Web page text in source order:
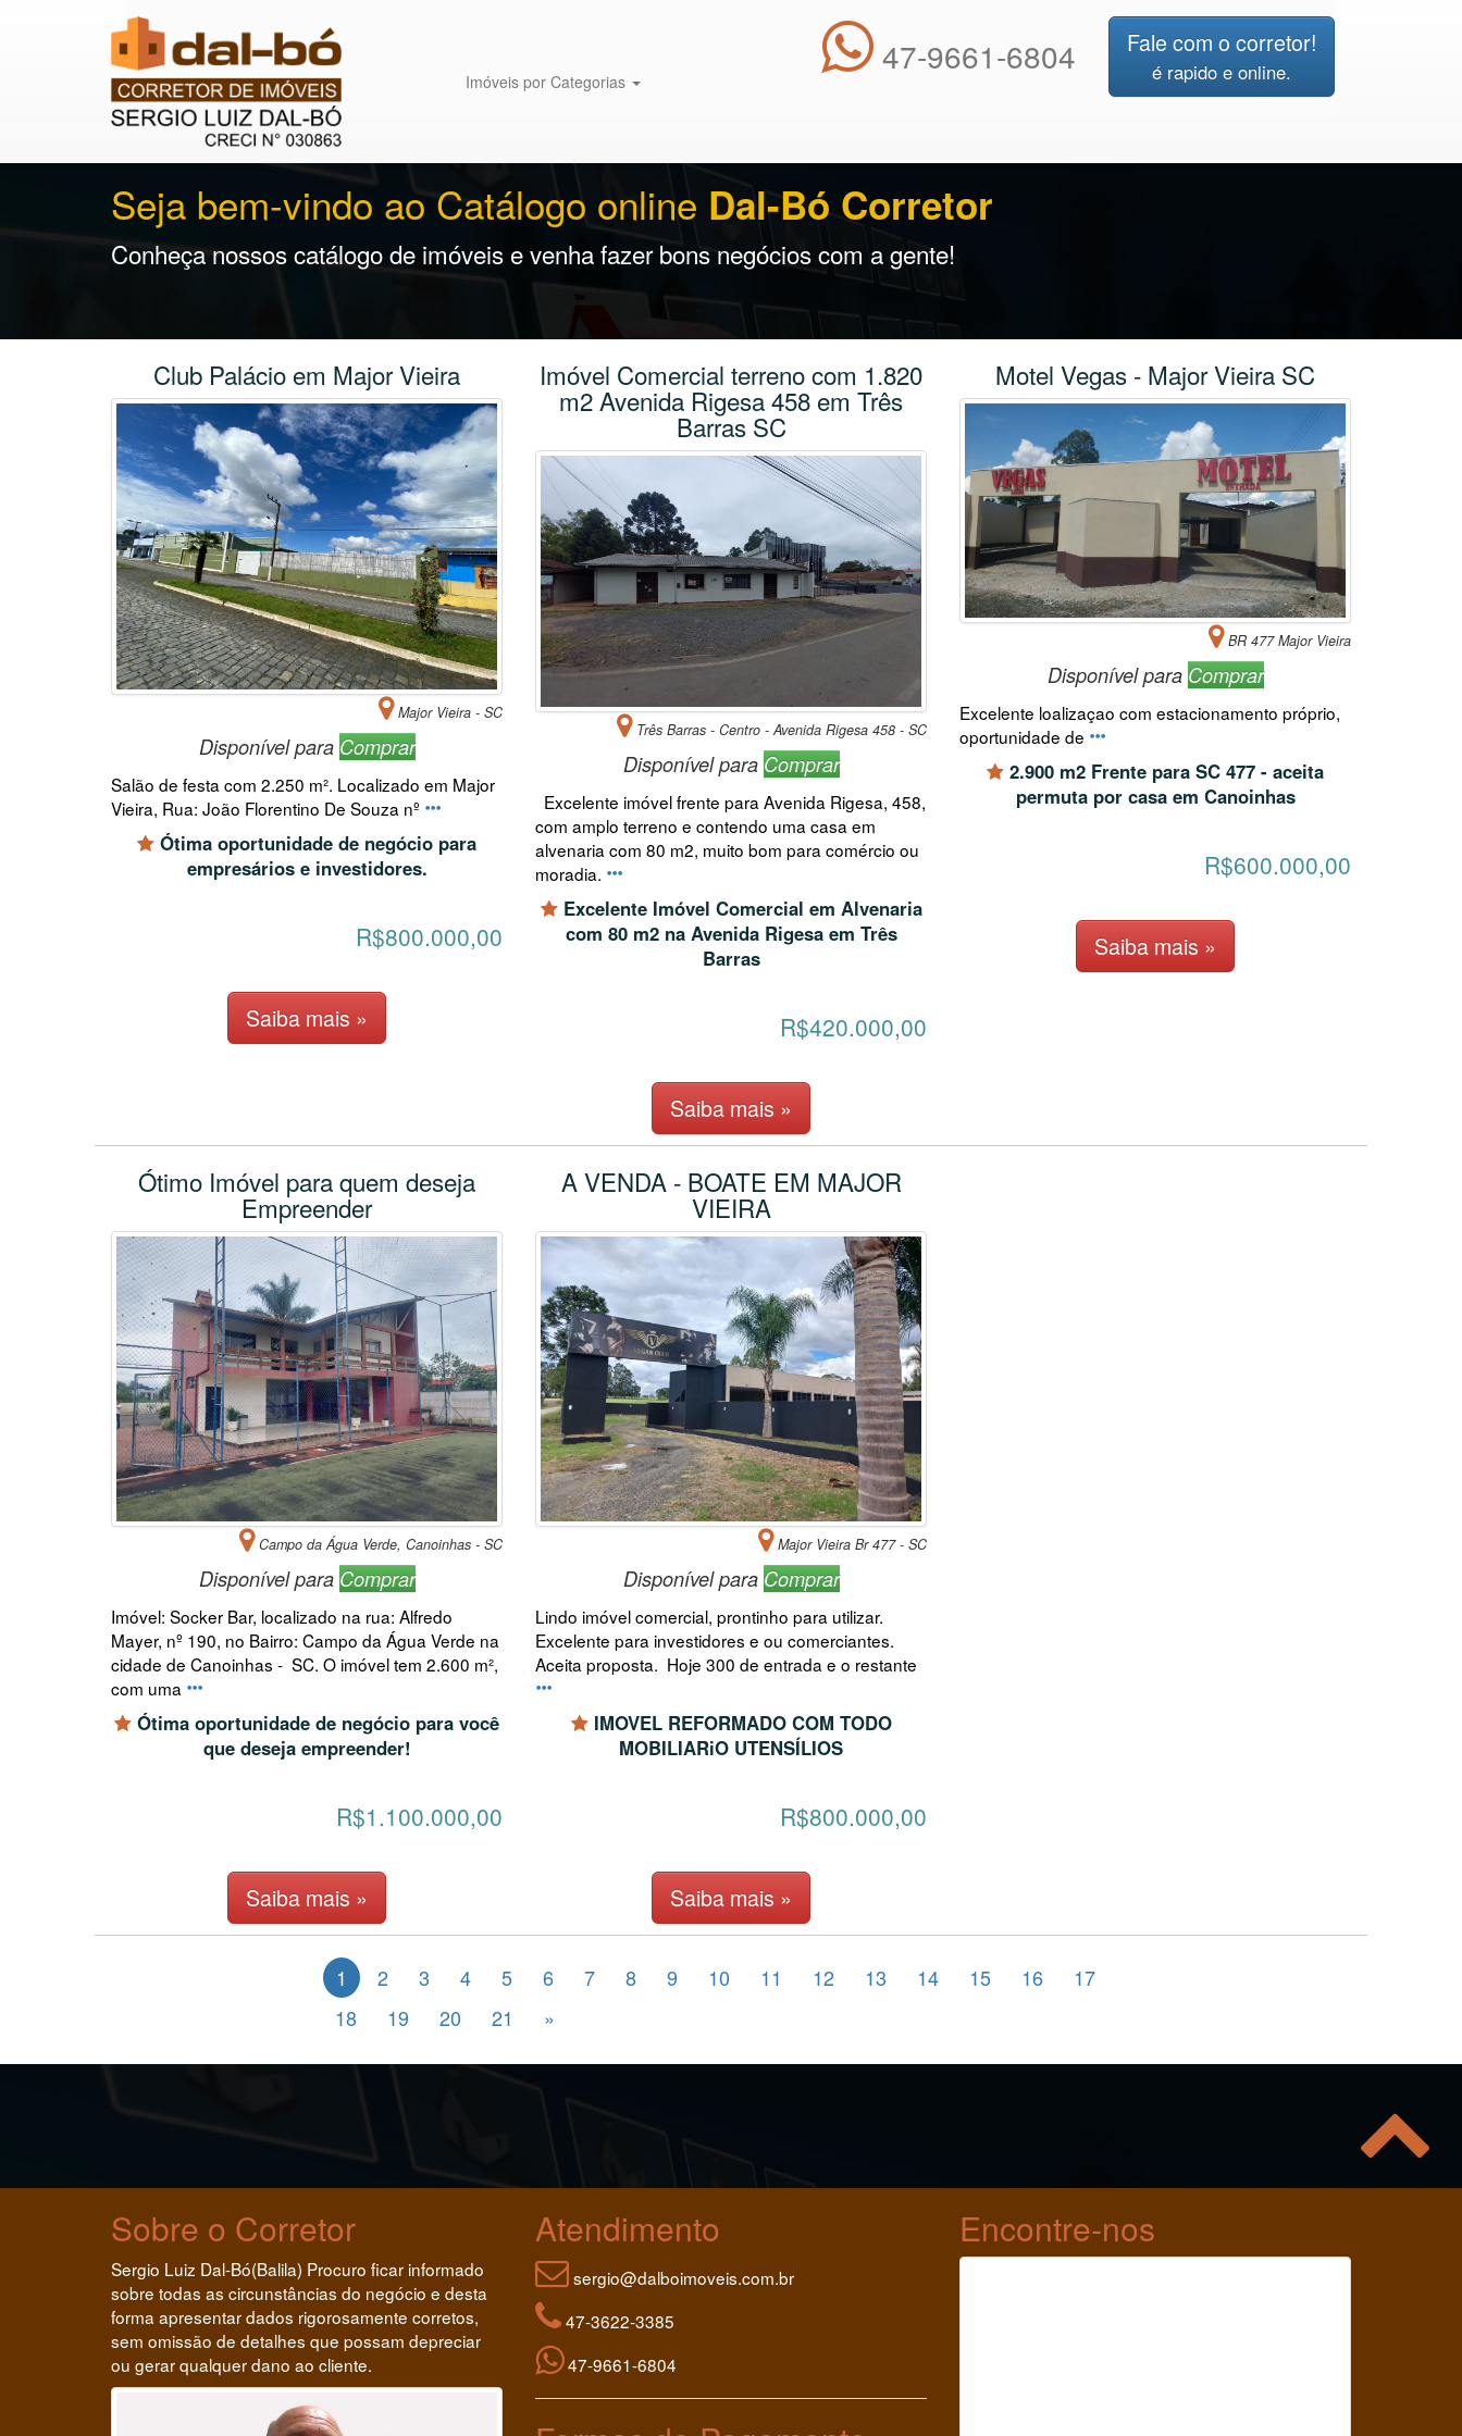
Imóveis por Categorias
47-9661-6804 Fale com o corretor!
é rapido e online.
Seja bem-vindo ao Catálogo online Dal-Bó Corretor
Conheça nossos catálogo de imóveis e venha fazer bons negócios com a gente!
Club Palácio em Major Vieira
Major Vieira - SC
Disponível para Comprar
Salão de festa com 2.250 m². Localizado em Major
Vieira, Rua: João Florentino De Souza nº
Ótima oportunidade de negócio para
empresários e investidores.
R$800.000,00
Saiba mais »
Imóvel Comercial terreno com 1.820
m2 Avenida Rigesa 458 em Três
Barras SC
Três Barras - Centro - Avenida Rigesa 458 - SC
Disponível para Comprar
Excelente imóvel frente para Avenida Rigesa, 458,
com amplo terreno e contendo uma casa em
alvenaria com 80 m2, muito bom para comércio ou
moradia.
Excelente Imóvel Comercial em Alvenaria
com 80 m2 na Avenida Rigesa em Três
Barras
R$420.000,00
Saiba mais »
Motel Vegas - Major Vieira SC
BR 477 Major Vieira
Disponível para Comprar
Excelente loalizaçao com estacionamento próprio,
oportunidade de
2.900 m2 Frente para SC 477 - aceita
permuta por casa em Canoinhas
R$600.000,00
Saiba mais »
Ótimo Imóvel para quem deseja
Empreender
Campo da Água Verde, Canoinhas - SC
Disponível para Comprar
Imóvel: Socker Bar, localizado na rua: Alfredo
Mayer, nº 190, no Bairro: Campo da Água Verde na
cidade de Canoinhas - SC. O imóvel tem 2.600 m²,
com uma
Ótima oportunidade de negócio para você
que deseja empreender!
R$1.100.000,00
Saiba mais »
A VENDA - BOATE EM MAJOR
VIEIRA
Major Vieira Br 477 - SC
Disponível para Comprar
Lindo imóvel comercial, prontinho para utilizar.
Excelente para investidores e ou comerciantes.
Aceita proposta. Hoje 300 de entrada e o restante
IMOVEL REFORMADO COM TODO
MOBILIARiO UTENSÍLIOS
R$800.000,00
Saiba mais »
1 2 3 4 5 6 7 8 9 10 11 12 13 14 15 16
17
18
19 20 21 »
Sobre o Corretor
Sergio Luiz Dal-Bó(Balila) Procuro ficar informado
sobre todas as circunstâncias do negócio e desta
forma apresentar dados rigorosamente corretos,
sem omissão de detalhes que possam depreciar
ou gerar qualquer dano ao cliente.
Atendimento
sergio@dalboimoveis.com.br
47-3622-3385
47-9661-6804
Encontre-nos